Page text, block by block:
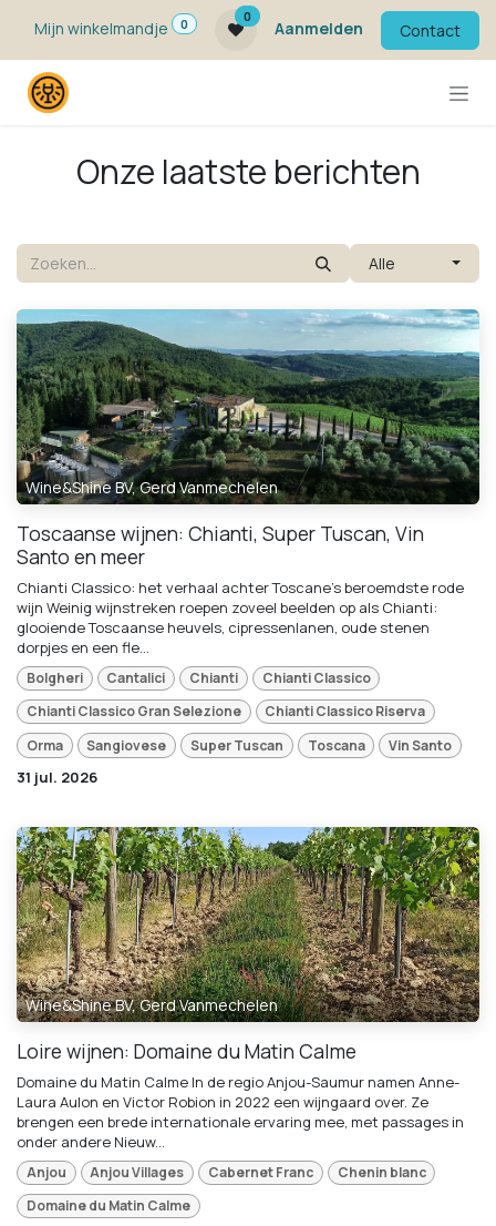
Mijn winkelmandje
0
0
Aanmelden Contact
Onze laatste berichten
Alle
Wine&Shine BV, Gerd Vanmechelen
Toscaanse wijnen: Chianti, Super Tuscan, Vin
Santo en meer
Chianti Classico: het verhaal achter Toscane's beroemdste rode
wijn Weinig wijnstreken roepen zoveel beelden op als Chianti:
glooiende Toscaanse heuvels, cipressenlanen, oude stenen
dorpjes en een fle...
Bolgheri Cantalici Chianti
Chianti Classico
Chianti Classico Gran Selezione
Chianti Classico Riserva
Orma
Sangiovese Super Tuscan Toscana Vin Santo
31 jul. 2026
Wine&Shine BV, Gerd Vanmechelen
Loire wijnen: Domaine du Matin Calme
Domaine du Matin Calme In de regio Anjou-Saumur namen Anne-
Laura Aulon en Victor Robion in 2022 een wijngaard over. Ze
brengen een brede internationale ervaring mee, met passages in
onder andere Nieuw...
Anjou Anjou Villages Cabernet Franc
Chenin blanc
Domaine du Matin Calme